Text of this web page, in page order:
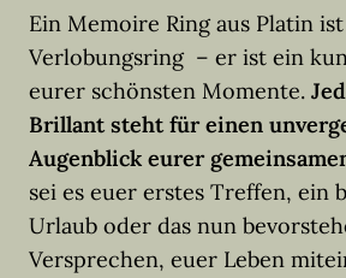
Ein Memoire Ring aus Platin
Verlobungsring – er ist ein
eurer schönsten Momente.
Brillant steht für einen
Augenblick eurer
sei es euer erstes Treffen, ein
Urlaub oder das nun
Versprechen, euer Leben